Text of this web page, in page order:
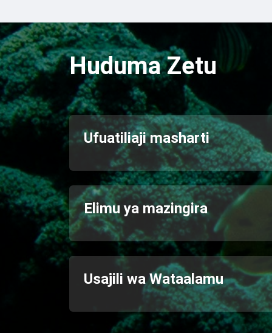
Huduma Zetu
Ufuatiliaji masharti
Elimu ya mazingira
Usajili wa Wataalamu